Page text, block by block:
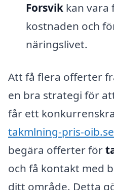
Forsvikkan vara
kostnaden och
näringslivet.
Att få flera offerter
en bra strategi för
får ett
takmlning-pris-oib.se
begära offerter för
och få kontakt med
ditt område. Detta